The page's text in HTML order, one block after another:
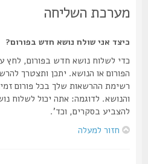
מערכת השליחה
כיצד אני שולח נושא חדש בפורום?
כדי לשלוח נושא חדש בפורום, לחץ על
הפורום או הנושא. יתכן ותצטרך להרשם
רשימת ההרשאות שלך בכל פורום זמינה
והנושא. לדוגמה: אתה יכול לשלוח
להצביע בסקרים, וכד'.
חזור למעלה